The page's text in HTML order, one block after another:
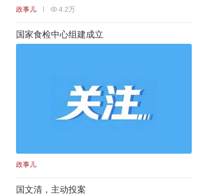
政事儿 4.2万
国家食检中心组建成立
政事儿
国文清，主动投案